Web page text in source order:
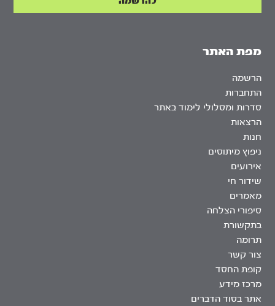
מפת האתר
הרשמה
התחברות
סדרות ומסלולי לימוד באתר
הרצאות
חנות
ניפוץ מיתוסים
אירועים
שידור חי
מאמרים
סיפורי הצלחה
בתקשורת
תרומה
צור קשר
קופת החסד
מרכז מידע
אתר בסוד הדברים